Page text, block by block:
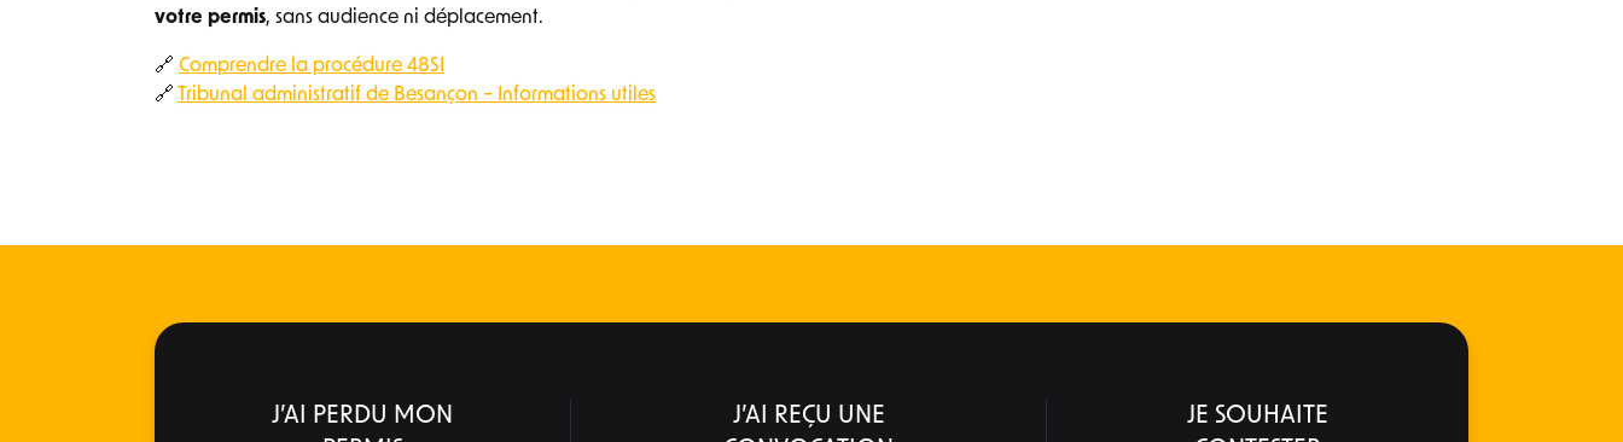
votre permis, sans audience ni déplacement.
🔗 Comprendre la procédure 48SI
🔗
Tribunal administratif de Besançon – Informations utiles
J’AI PERDU MON
J’AI REÇU UNE
JE SOUHAITE